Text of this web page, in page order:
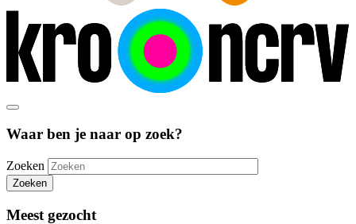
Waar ben je naar op zoek?
Zoeken
Zoeken
Meest gezocht